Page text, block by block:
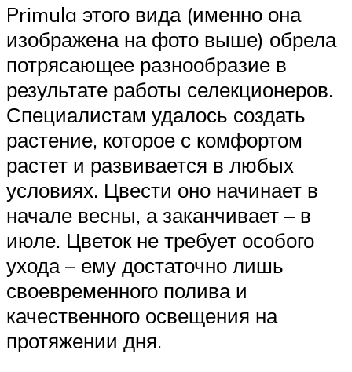
Primula этого вида (именно она
изображена на фото выше) обрела
потрясающее разнообразие в
результате работы селекционеров.
Специалистам удалось создать
растение, которое с комфортом
растет и развивается в любых
условиях. Цвести оно начинает в
начале весны, а заканчивает – в
июле. Цветок не требует особого
ухода – ему достаточно лишь
своевременного полива и
качественного освещения на
протяжении дня.